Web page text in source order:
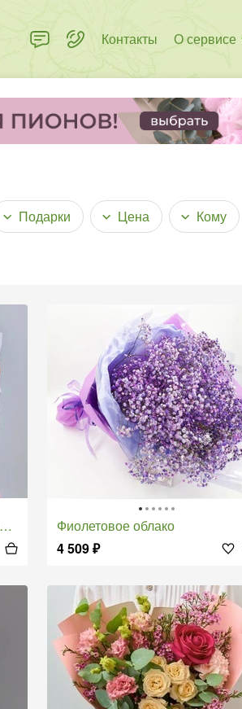
Контакты О сервисе
Подарки Цена Кому
Фиолетовое облако
4 509₽